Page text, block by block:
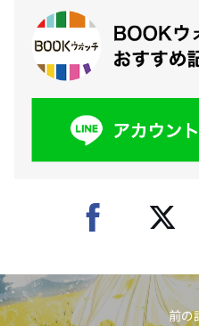
前の